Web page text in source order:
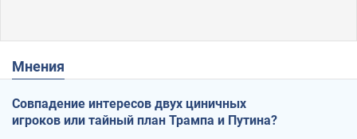
Мнения
Совпадение интересов двух циничных
игроков или тайный план Трампа и Путина?